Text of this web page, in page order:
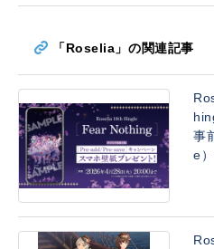
「Roselia」の関連記事
事
e